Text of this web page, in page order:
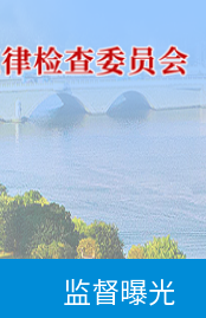
监督曝光